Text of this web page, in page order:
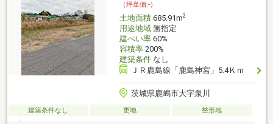
（坪単価:-）
土地面積685.91m2
用途地域無指定
建ぺい率60%
容積率200%
建築条件なし
ＪＲ鹿島線「鹿島神宮」5.4Ｋｍ
茨城県鹿嶋市大字泉川
建築条件なし 更地 整形地